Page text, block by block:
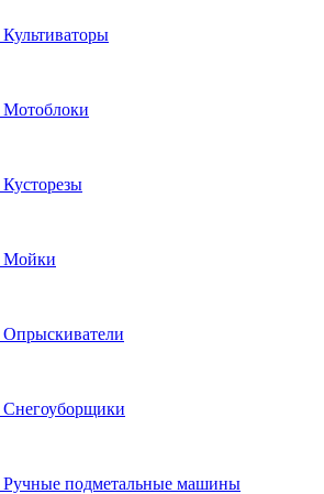
Культиваторы
Мотоблоки
Кусторезы
Мойки
Опрыскиватели
Снегоуборщики
Ручные подметальные машины